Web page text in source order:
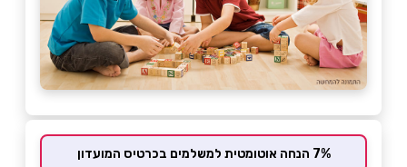
7% הנחה אוטומטית למשלמים בכרטיס המועדון